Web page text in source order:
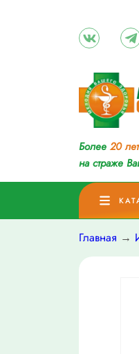
Более 20 лет
на страже
Главная →